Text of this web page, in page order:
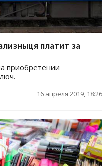
платит за
приобретении
16 апреля 2019, 18:26